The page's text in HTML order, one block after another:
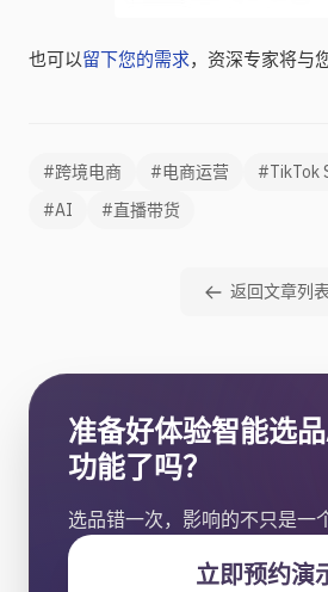
也可以留下您的需求，资深专家将与
#跨境电商 #电商运营 #TikTok
#AI
#直播带货
返回文章列表
准备好体验智能选
功能了吗？
选品错一次，影响的不只是一
立即预约演